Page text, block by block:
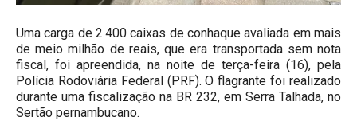
Uma carga de 2.400 caixas de conhaque avaliada em mais
de meio milhão de reais, que era transportada sem nota
fiscal, foi apreendida, na noite de terça-feira (16), pela
Polícia Rodoviária Federal (PRF). O flagrante foi realizado
durante uma fiscalização na BR 232, em Serra Talhada, no
Sertão pernambucano.